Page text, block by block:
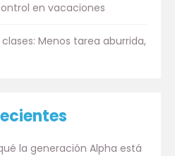
en vacaciones
Menos tarea aburrida,
la generación Alpha está